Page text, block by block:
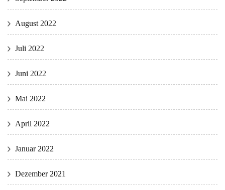
August 2022
Juli 2022
Juni 2022
Mai 2022
April 2022
Januar 2022
Dezember 2021